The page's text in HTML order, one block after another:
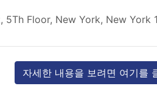
Floor, New York, New York
자세한 내용을 보려면 여기를